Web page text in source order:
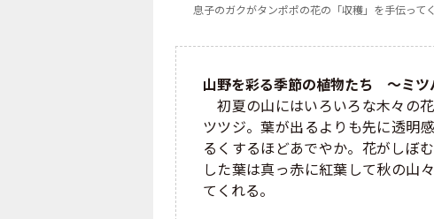
息子のガクがタンポポの花の「収穫」を手伝って
山野を彩る季節の植物たち 〜ミツ
初夏の山にはいろいろな木々の
ツツジ。葉が出るよりも先に透明
るくするほどあでやか。花がしぼ
した葉は真っ赤に紅葉して秋の山
てくれる。